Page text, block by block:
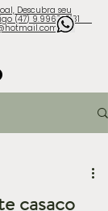
Descubra seu
(47) 9.9960-3131
casaco